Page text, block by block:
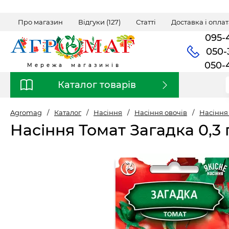
Про магазин Відгуки (127) Статті Доставка і
Мережа магазинів
095-
050-
050-
Каталог товарів
Agromag / Каталог / Насіння / Насіння овочів /
Насіння Томат Загадка 0,3